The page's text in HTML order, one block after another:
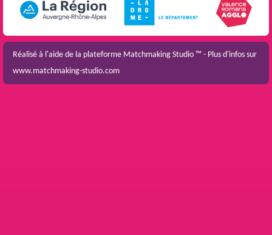
Réalisé à l'aide de la plateforme Matchmaking Studio ™ - Plus d'infos sur
www.matchmaking-studio.com